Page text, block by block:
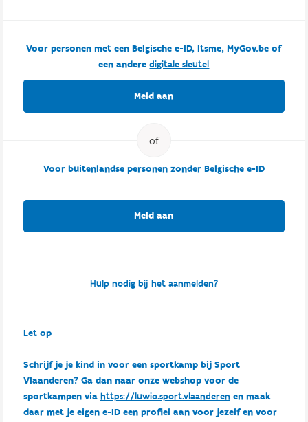
Voor personen met een Belgische e-ID, Itsme, MyGov.be of
een anderedigitale sleutel
Meld aan
Voor buitenlandse personen zonder Belgische e-ID
Meld aan
Hulp nodig bij het aanmelden?
Let op
Schrijf je je kind in voor een sportkamp bij Sport
Vlaanderen? Ga dan naar onze webshop voor de
sportkampen via https://luwio.sport.vlaanderenen maak
daar met je eigen e-ID een profiel aan voor jezelf en voor